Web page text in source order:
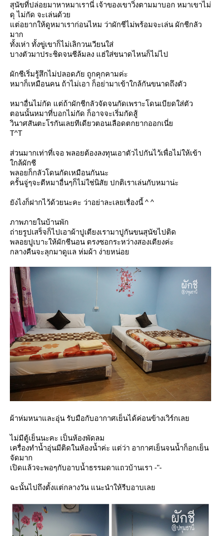
สุนัขที่ปล่อยมาหาหมาเรานี่ เจ้าของเขาวิ่งตามมาบอก หมาเขาไม่
ดุ ไม่กัด จะเล่นด้ว
ต่อยากให้ดูหมาเราก่อนไหม ว่าผักชีไม่พร้อมจะเล่น ผักชีกลัว
มาก
ทั้งเห่า ทั้งขู่เขาก็ไม่เลิกวนเวียนใส่
บางตัวมาประชิดจนชีล้มลง แฮ่ใส่ขนาดไหนก็ไม่ไป
ผักชีเริ่มรู้สึกไม่ปลอดภัย ถูกคุกคามค่ะ
หมาก็เหมือนคน ถ้าไม่เอา ก็อย่ามาเข้าใกล้กันขนาดถึงตัว
หมาอื่นไม่กัด แต่ถ้าผักชีกลัวจัดจนกัดเพราะโดนเบียดใส่ตัว
ตอนนั้นหมาที่บอกไม่กัด ก็อาจจะเริ่มกัดสู้
วินาศสันตะโรกันเลยทีเดียวตอนเลือดตกยากออกเนี่
T^T
ส่วนมากเท่าที่เจอ พลอยต้องลงทุนเอาตัวไปกันไว้เพื่อไม่ให้เข้า
กล้ผักชี
พลอยก็กลัวโดนกัดเหมือนกันนะ
ครั้นจู่ๆจะตีหมาอื่นๆก็ไม่ใช่นิสัย ปกติเราเล่นกับหมาน่ะ
ังไงก็ฝากไว้ด้วยนะคะ ว่าอย่าละเลยเรื่องนี้ ^ ^
ภาพภายในบ้านพัก
ถ่ายรูปเสร็จก็ไปเอาผ้าปูเตียงเรามาปูกันขนสุนัขไปติด
พลอยปูเบาะให้ผักชีนอน ตรงซอกระหว่างสองเตียงค่ะ
กลางคืนจะลุกมาดูแล ห่มผ้า ง่ายหน่อ
ผ้าห่มหนาและอุ่น รับมือกับอากาศเย็นได้ค่อนข้างเวิร์กเล
ไม่มีตู้เย็นนะคะ เป็นห้องพัดลม
เครื่องทำน้ำอุ่นมีติดในห้องน้ำค่ะ แต่ว่า อากาศเย็นจนน้ำก็อกเย็น
จัดมาก
เปิดแล้วจะพอๆกับอาบน้ำธรรมดาแถวบ้านเรา -"-
ฉะนั้นไปถึงตั้งแต่กลางวัน แนะนำให้รีบอาบเล